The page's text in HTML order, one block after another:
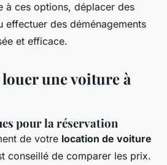
à ces options, déplacer des
effectuer des déménagements
et efficace.
une voiture à
pour la réservation
de votre location de voiture
conseillé de comparer les prix.